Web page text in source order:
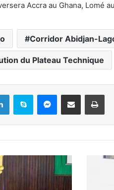
Accra au Ghana, Lomé
Corridor Abidjan-
du Plateau Technique